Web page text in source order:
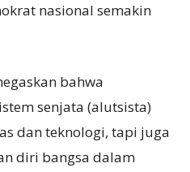
nasional semakin
bahwa
senjata (alutsista)
dan teknologi, tapi juga
diri bangsa dalam